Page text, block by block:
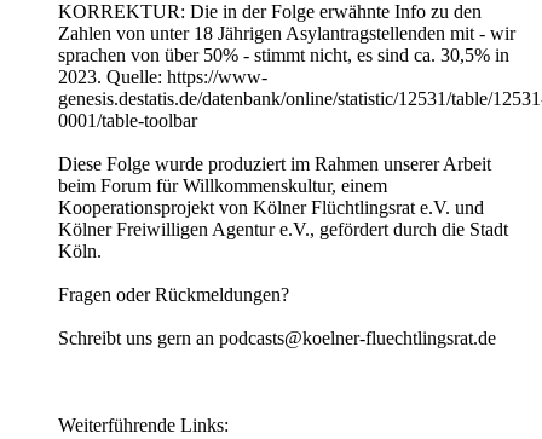
KORREKTUR: Die in der Folge erwähnte Info zu den
Zahlen von unter 18 Jährigen Asylantragstellenden mit - wir
sprachen von über 50% - stimmt nicht, es sind ca. 30,5% in
2023. Quelle: https://www-
genesis.destatis.de/datenbank/online/statistic/12531/table/
0001/table-toolbar
Diese Folge wurde produziert im Rahmen unserer Arbeit
beim Forum für Willkommenskultur, einem
Kooperationsprojekt von Kölner Flüchtlingsrat e.V. und
Kölner Freiwilligen Agentur e.V., gefördert durch die Stadt
Köln.
Fragen oder Rückmeldungen?
Schreibt uns gern an podcasts@koelner-fluechtlingsrat.de
Weiterführende Links: